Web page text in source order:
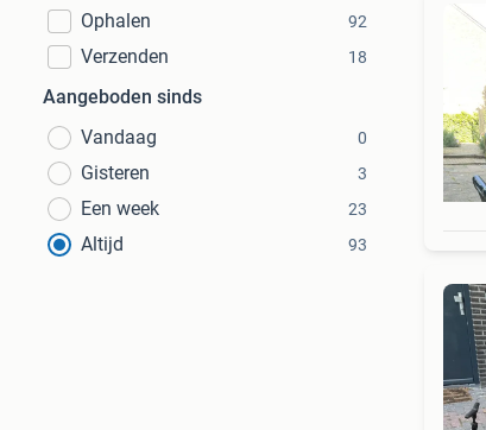
Ophalen
92
Verzenden 18
Aangeboden sinds
Vandaag
0
Gisteren 3
Een week 23
Altijd 93